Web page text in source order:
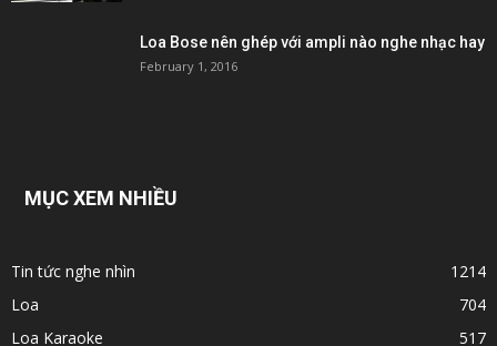
Loa Bose nên ghép với ampli nào nghe nhạc hay
February 1, 2016
MỤC XEM NHIỀU
Tin tức nghe nhìn
1214
Loa
704
Loa Karaoke
517